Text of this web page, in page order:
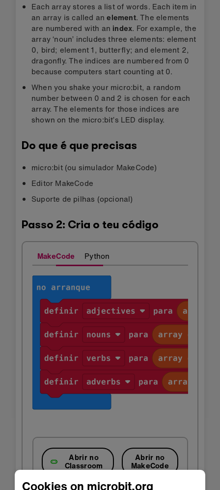
Each array stores a list of words. Each item in
an array is called anelement. The elements
are numbered with an index. For example, the
array ‘noun’ includes three elements: element
0, bird; element 1, butterfly; and element 2,
dragonfly. The indices are numbered from 0
because computers start counting at 0.
When you shake your micro:bit, a random
number between 0 and 2 is chosen for each
array. The elements for those indices are
shown on the micro:bit’s LED display.
Do que é que precisas
micro:bit (ou simulador MakeCode)
Editor MakeCode
Suporte de pilhas (opcional)
Passo 2: Cria o teu código
MakeCode Python
Abrir no
Classroom
Abrir no
MakeCode
Cookies on microbit.org